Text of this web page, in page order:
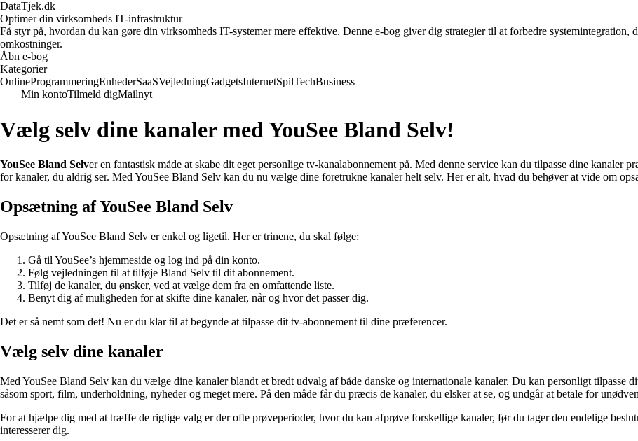
DataTjek.dk
Optimer din virksomheds IT-infrastruktur
Få styr på, hvordan du kan gøre din virksomheds IT-systemer mere effektive. Denne e-bog giver dig strategier til at forbedre
omkostninger.
Åbn e-bog
Kategorier
OnlineProgrammeringEnhederSaaSVejledningGadgetsInternetSpilTechBusiness
Min kontoTilmeld digMailnyt
Vælg selv dine kanaler med YouSee Bland Selv!
YouSee Bland Selver en fantastisk måde at skabe dit eget personlige tv-kanalabonnement på. Med denne service kan du tilpasse dine kanaler
for kanaler, du aldrig ser. Med YouSee Bland Selv kan du nu vælge dine foretrukne kanaler helt selv. Her er alt, hvad du behøver at vide om
Opsætning af YouSee Bland Selv
Opsætning af YouSee Bland Selv er enkel og ligetil. Her er trinene, du skal følge:
Gå til YouSee’s hjemmeside og log ind på din konto.
Følg vejledningen til at tilføje Bland Selv til dit abonnement.
Tilføj de kanaler, du ønsker, ved at vælge dem fra en omfattende liste.
Benyt dig af muligheden for at skifte dine kanaler, når og hvor det passer dig.
Det er så nemt som det! Nu er du klar til at begynde at tilpasse dit tv-abonnement til dine præferencer.
Vælg selv dine kanaler
Med YouSee Bland Selv kan du vælge dine kanaler blandt et bredt udvalg af både danske og internationale kanaler. Du kan personligt tilpasse
såsom sport, film, underholdning, nyheder og meget mere. På den måde får du præcis de kanaler, du elsker at se, og undgår at betale for
For at hjælpe dig med at træffe de rigtige valg er der ofte prøveperioder, hvor du kan afprøve forskellige kanaler, før du tager den endelige
interesserer dig.